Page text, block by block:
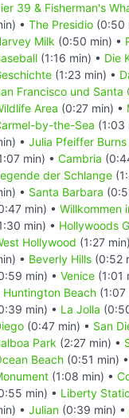
39 & Fisherman's
• The Presidio (0:50
Milk (0:50 min) •
(1:16 min) • Die
(1:23 min) •
Francisco und Santa
Area (0:27 min) •
by-the-Sea (1:03
• Julia Pfeiffer
min) • Cambria
der Schlange
• Santa Barbara
min) • Willkommen
min) • Hollywoods
Hollywood (1:27
• Beverly Hills (0:52
min) • Venice (1:01
Huntington Beach (1:07
min) • La Jolla
(0:47 min) • San
Park (2:27 min) •
Beach (0:51 min) •
(1:08 min) •
min) • Liberty
• Julian (0:39 min) •